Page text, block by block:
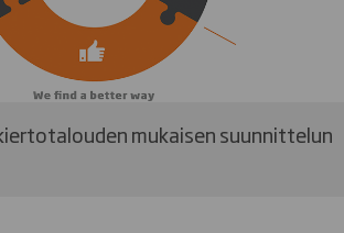
mukaisen suunnittelun